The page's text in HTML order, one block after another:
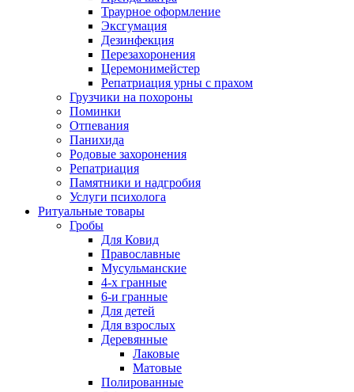
Траурное оформление
Эксгумация
Дезинфекция
Перезахоронения
Церемонимейстер
Репатриация урны с прахом
Грузчики на похороны
Поминки
Отпевания
Панихида
Родовые захоронения
Репатриация
Памятники и надгробия
Услуги психолога
Ритуальные товары
Гробы
Для Ковид
Православные
Мусульманские
4-х гранные
6-и гранные
Для детей
Для взрослых
Деревянные
Лаковые
Матовые
Полированные